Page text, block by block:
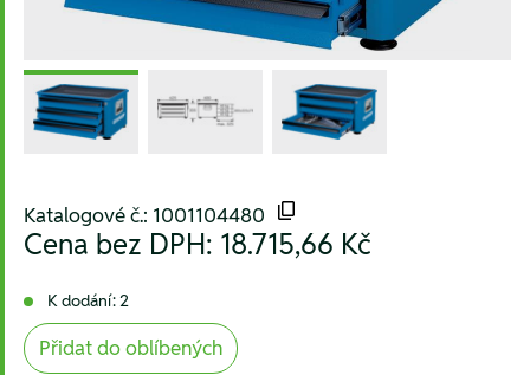
Katalogové č.: 1001104480
Cena bez DPH: 18.715,66 Kč
K dodání: 2
Přidat do oblíbených